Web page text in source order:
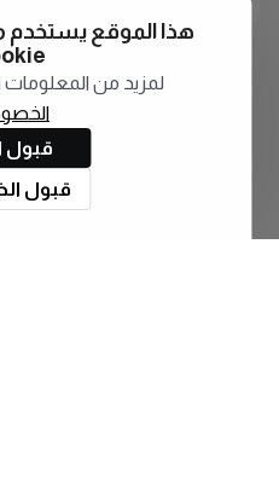
هذا الموقع يستخدم
لمزيد من المعلومات
قبول
قبول